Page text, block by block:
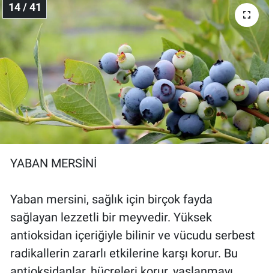
14 / 41
YABAN MERSİNİ
Yaban mersini, sağlık için birçok fayda
sağlayan lezzetli bir meyvedir. Yüksek
antioksidan içeriğiyle bilinir ve vücudu serbest
radikallerin zararlı etkilerine karşı korur. Bu